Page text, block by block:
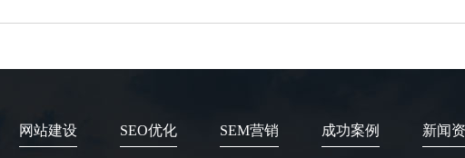
网站建设 SEO优化 SEM营销 成功案例 新闻